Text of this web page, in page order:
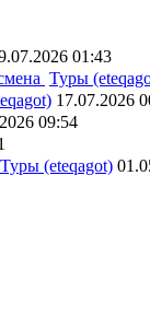
01:43
Туры
17.07.2026
09:54
Туры (eteqagot)